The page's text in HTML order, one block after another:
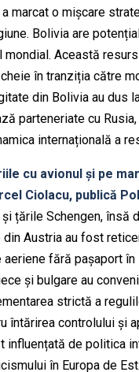
marcat o mișcare
Bolivia are
Această
în tranziția către
din Bolivia au dus
parteneriate cu
internațională a
cu avionul și pe
Ciolacu, publică
țările Schengen, însă
Austria au fost
fără pașaport în
și bulgare au
strictă a
întărirea controlului și
de politica
în Europa de Est.